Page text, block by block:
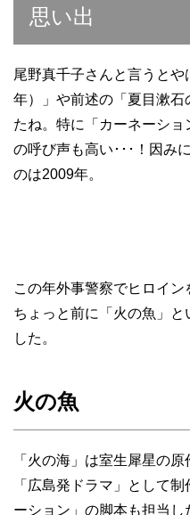
思い出
尾野真千子さんと言うと
年）」や前述の「夏目漱
たね。特に「カーネーショ
の呼び声も高い･･･！因み
のは2009年。
この年外事警察でヒロイ
ちょっと前に「火の魚」と
した。
火の魚
「火の海」は室生犀星の
「広島発ドラマ」として
ーション」の脚本も担当し